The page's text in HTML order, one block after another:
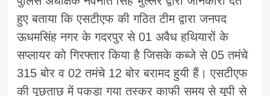
हुए बताया कि एसटीएफ की गठित टीम द्वारा जनपद
ऊधमसिंह नगर के गदरपुर से 01 अवैध हथियारों के
सप्लायर को गिरफ्तार किया है जिसके कब्जे से 05 तमंचे
315 बोर व 02 तमंचे 12 बोर बरामद हुयी हैं। एसटीएफ
की पूछताछ में पकड़ा गया तस्कर काफी समय से यूपी से